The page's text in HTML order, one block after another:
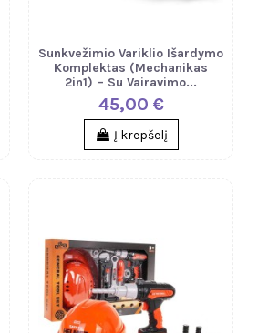
Sunkvežimio Variklio Išardymo
Komplektas (Mechanikas
2in1) – Su Vairavimo...
45,00 €
Į krepšelį